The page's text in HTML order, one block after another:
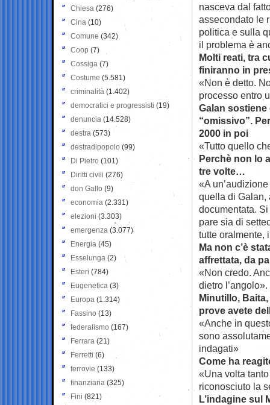
nasceva dal
assecondato le
politica e sulla
il problema è
Molti reati, tra
finiranno in
«Non è detto.
processo entro
Galan
“omissivo”.
2000 in poi
«Tutto quello
Perchè non lo
tre volte…
«A
quella di Galan,
documentata.
pare sia di
tutte oralmente,
Ma non c’è
affrettata, da
«Non credo.
dietro l’angolo».
Minutillo,
prove avete
«Anche in
sono
indagati»
Come ha
«Una volta
riconosciuto la
L’indagine sul
Chiesa (276)
Cina (10)
Comune (342)
Coop (7)
Cossiga (7)
Costume (5.581)
criminalità (1.402)
democratici e progressisti (19)
denuncia (14.528)
destra (573)
destradipopolo (99)
Di Pietro (101)
Diritti civili (276)
don Gallo (9)
economia (2.331)
elezioni (3.303)
emergenza (3.077)
Energia (45)
Esselunga (2)
Esteri (784)
Eugenetica (3)
Europa (1.314)
Fassino (13)
federalismo (167)
Ferrara (21)
Ferretti (6)
ferrovie (133)
finanziaria (325)
Fini (821)